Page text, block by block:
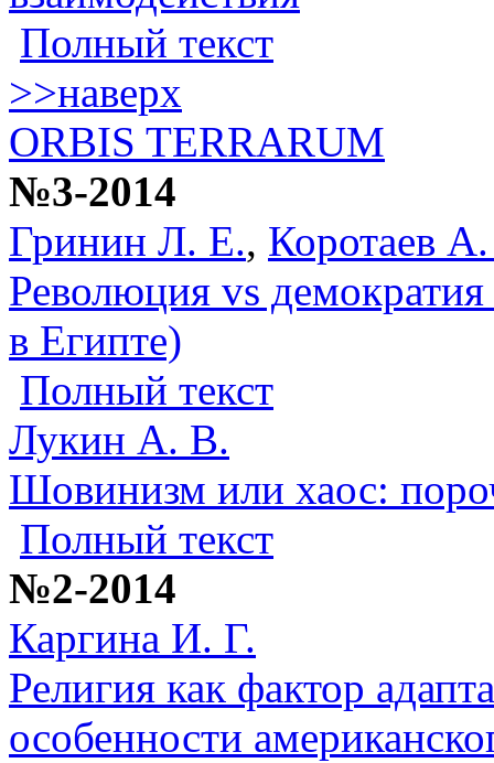
Полный текст
>>наверх
ORBIS TERRARUM
№3-2014
Гринин Л. Е., Коротаев
Революция vs
в Египте)
Полный текст
Лукин А. В.
Шовинизм или хаос:
Полный текст
№2-2014
Каргина И. Г.
Религия как фактор
особенности